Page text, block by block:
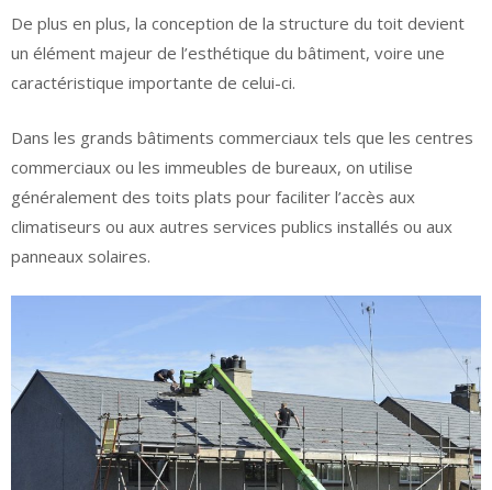
De plus en plus, la conception de la structure du toit devient
un élément majeur de l’esthétique du bâtiment, voire une
caractéristique importante de celui-ci.
Dans les grands bâtiments commerciaux tels que les centres
commerciaux ou les immeubles de bureaux, on utilise
généralement des toits plats pour faciliter l’accès aux
climatiseurs ou aux autres services publics installés ou aux
panneaux solaires.